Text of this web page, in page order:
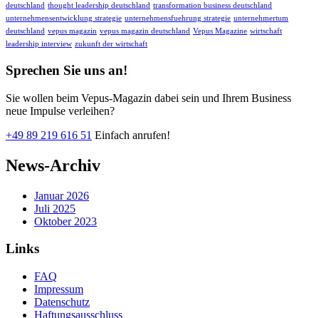
deutschland thought leadership deutschland transformation business deutschland
unternehmensentwicklung strategie unternehmensfuehrung strategie unternehmertum
deutschland vepus magazin vepus magazin deutschland Vepus Magazine wirtschaft
leadership interview zukunft der wirtschaft
Sprechen Sie uns an!
Sie wollen beim Vepus-Magazin dabei sein und Ihrem Business
neue Impulse verleihen?
+49 89 219 616 51 Einfach anrufen!
News-Archiv
Januar 2026
Juli 2025
Oktober 2023
Links
FAQ
Impressum
Datenschutz
Haftungsausschluss